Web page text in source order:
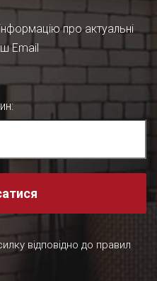
про актуальні
Email
:
відповідно до правил